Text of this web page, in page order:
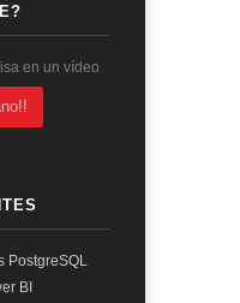
en un vídeo
BI